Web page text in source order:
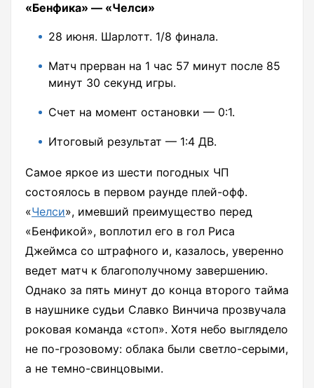
«Бенфика» — «Челси»
28 июня. Шарлотт. 1/8 финала.
Матч прерван на 1 час 57 минут после 85
минут 30 секунд игры.
Счет на момент остановки — 0:1.
Итоговый результат — 1:4 ДВ.
Самое яркое из шести погодных ЧП
состоялось в первом раунде плей-офф.
«Челси», имевший преимущество перед
«Бенфикой», воплотил его в гол Риса
Джеймса со штрафного и, казалось, уверенно
ведет матч к благополучному завершению.
Однако за пять минут до конца второго тайма
в наушнике судьи Славко Винчича прозвучала
роковая команда «стоп». Хотя небо выглядело
не по-грозовому: облака были светло-серыми,
а не темно-свинцовыми.